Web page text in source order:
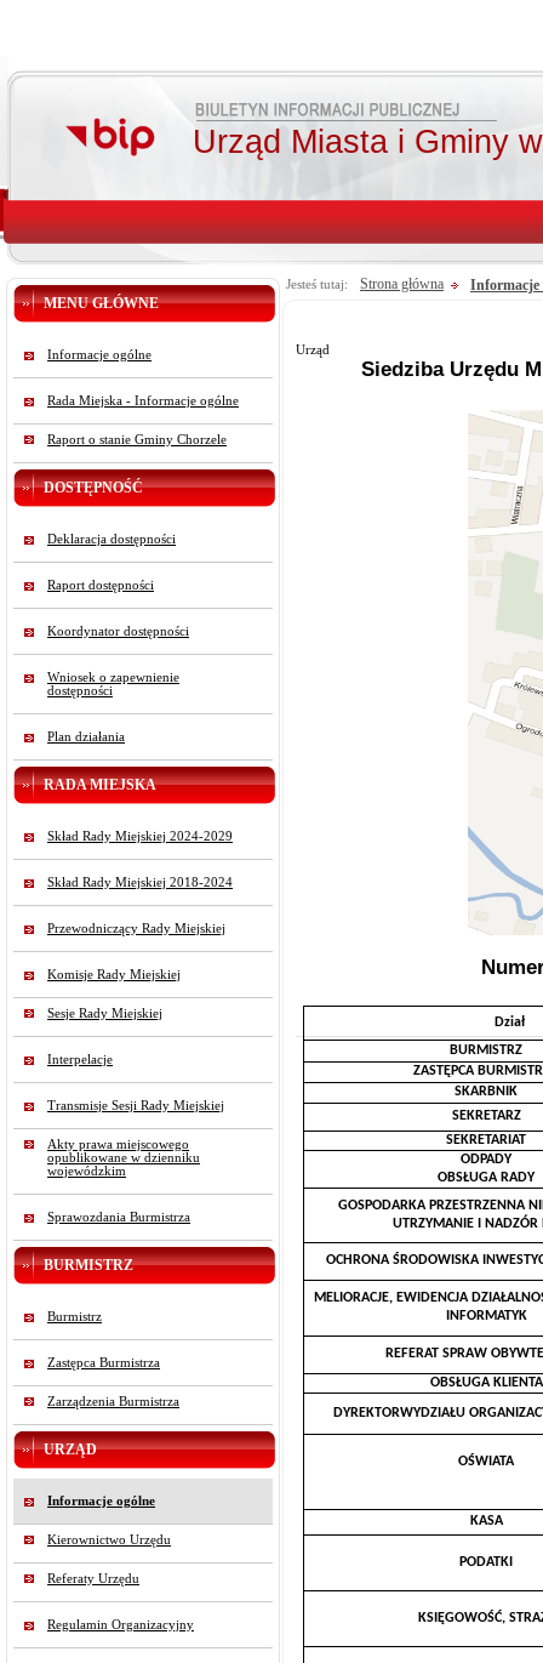
Urząd Miasta i Gminy
MENU GŁÓWNE
Informacje ogólne
Rada Miejska - Informacje ogólne
Raport o stanie Gminy Chorzele
DOSTĘPNOŚĆ
Deklaracja dostępności
Raport dostępności
Koordynator dostępności
Wniosek o zapewnienie
dostępności
Plan działania
RADA MIEJSKA
Skład Rady Miejskiej 2024-2029
Skład Rady Miejskiej 2018-2024
Przewodniczący Rady Miejskiej
Komisje Rady Miejskiej
Sesje Rady Miejskiej
Interpelacje
Transmisje Sesji Rady Miejskiej
Akty prawa miejscowego
opublikowane w dzienniku
wojewódzkim
Sprawozdania Burmistrza
BURMISTRZ
Burmistrz
Zastępca Burmistrza
Zarządzenia Burmistrza
URZĄD
Informacje ogólne
Kierownictwo Urzędu
Referaty Urzędu
Regulamin Organizacyjny
Jesteś tutaj: Strona główna Informacje
Urząd
Siedziba Urzędu
Dział
BURMISTRZ
ZASTĘPCA
SKARBNIK
SEKRETARZ
SEKRETARIAT
ODPADY
OBSŁUGA RADY
GOSPODARKA PRZESTRZENNA
UTRZYMANIE I NADZÓR
OCHRONA ŚRODOWISKA
MELIORACJE, EWIDENCJA
INFORMATYK
REFERAT SPRAW
OBSŁUGA KLIENTA
DYREKTORWYDZIAŁU
OŚWIATA
KASA
PODATKI
KSIĘGOWOŚĆ,